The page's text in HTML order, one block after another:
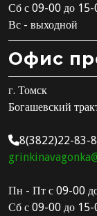
Сб с 09-00 до 15-
Вс - выходной
Офис
г. Томск
Богашевский
8(3822)22-83-
Пн - Пт с 09-00
Сб с 09-00 до 15-